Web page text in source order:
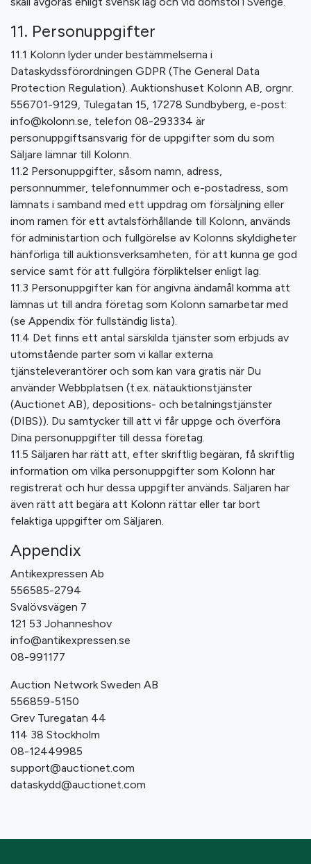
11. Personuppgifter
11.1 Kolonn lyder under bestämmelserna i
Dataskydssförordningen GDPR (The General Data
Protection Regulation). Auktionshuset Kolonn AB, orgnr.
556701-9129, Tulegatan 15, 17278 Sundbyberg, e-post:
info@kolonn.se, telefon 08-293334 är
personuppgiftsansvarig för de uppgifter som du som
Säljare lämnar till Kolonn.
11.2 Personuppgifter, såsom namn, adress,
personnummer, telefonnummer och e-postadress, som
lämnats i samband med ett uppdrag om försäljning eller
inom ramen för ett avtalsförhållande till Kolonn, används
för administartion och fullgörelse av Kolonns skyldigheter
hänförliga till auktionsverksamheten, för att kunna ge god
service samt för att fullgöra förpliktelser enligt lag.
11.3 Personuppgifter kan för angivna ändamål komma att
lämnas ut till andra företag som Kolonn samarbetar med
(se Appendix för fullständig lista).
11.4 Det finns ett antal särskilda tjänster som erbjuds av
utomstående parter som vi kallar externa
tjänsteleverantörer och som kan vara gratis när Du
använder Webbplatsen (t.ex. nätauktionstjänster
(Auctionet AB), depositions- och betalningstjänster
(DIBS)). Du samtycker till att vi får uppge och överföra
Dina personuppgifter till dessa företag.
11.5 Säljaren har rätt att, efter skriftlig begäran, få skriftlig
information om vilka personuppgifter som Kolonn har
registrerat och hur dessa uppgifter används. Säljaren har
även rätt att begära att Kolonn rättar eller tar bort
felaktiga uppgifter om Säljaren.
Appendix
Antikexpressen Ab
556585-2794
Svalövsvägen 7
121 53 Johanneshov
info@antikexpressen.se
08-991177
Auction Network Sweden AB
556859-5150
Grev Turegatan 44
114 38 Stockholm
08-12449985
support@auctionet.com
dataskydd@auctionet.com